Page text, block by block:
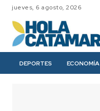
jueves, 6 agosto, 2026
DEPORTES ECONOMÍA